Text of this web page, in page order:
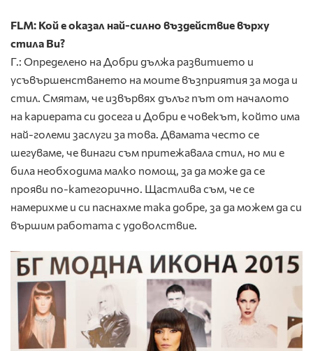
FLM: Кой е оказал най-силно въздействие върху
стила Ви?
Г.: Определено на Добри дължа развитието и
усъвършенстването на моите възприятия за мода и
стил. Смятам, че извървях дълъг път от началото
на кариерата си досега и Добри е човекът, който има
най-големи заслуги за това. Двамата често се
шегуваме, че винаги съм притежавала стил, но ми е
била необходима малко помощ, за да може да се
прояви по-категорично. Щастлива съм, че се
намерихме и си паснахме така добре, за да можем да си
вършим работата с удоволствие.